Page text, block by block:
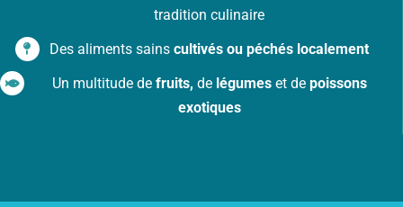
tradition culinaire
Des aliments sains cultivés ou péchés localement
Un multitude de fruits, de légumeset de poissons
exotiques